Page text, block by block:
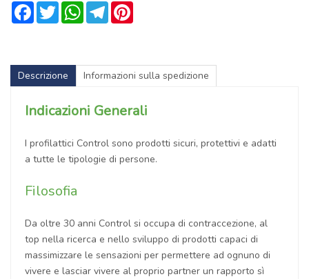
FacebookTwitter WhatsApp
Telegram
Descrizione Informazioni sulla spedizione
Indicazioni Generali
I profilattici Control sono prodotti sicuri, protettivi e adatti
a tutte le tipologie di persone.
Filosofia
Da oltre 30 anni Control si occupa di contraccezione, al
top nella ricerca e nello sviluppo di prodotti capaci di
massimizzare le sensazioni per permettere ad ognuno di
vivere e lasciar vivere al proprio partner un rapporto sì